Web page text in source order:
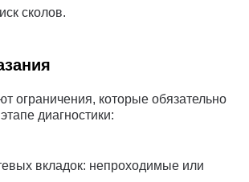
сколов.
ограничения, которые обязательно
диагностики:
вкладок: непроходимые или